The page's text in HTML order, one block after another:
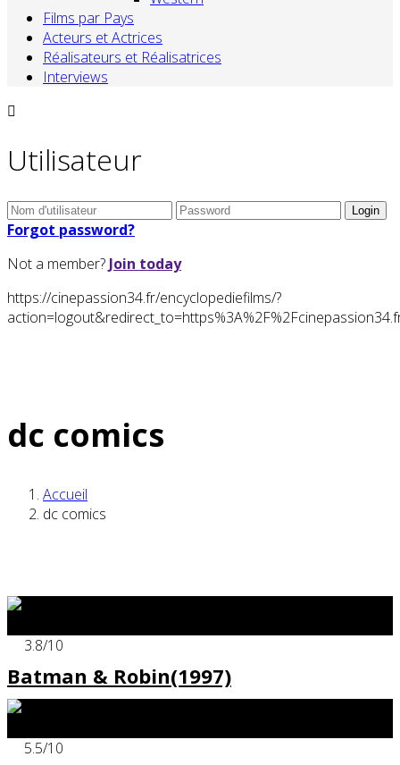
Films par Pays
Acteurs et Actrices
Réalisateurs et Réalisatrices
Interviews
Utilisateur
Forgot password?
Not a member? Join today
https://cinepassion34.fr/encyclopediefilms/?
dc comics
Accueil
dc comics
3.8/10
Batman & Robin(1997)
5.5/10